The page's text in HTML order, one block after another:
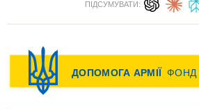
ПІДСУМУВАТИ: